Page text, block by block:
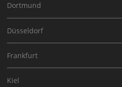
Dortmund
Düsseldorf
Frankfurt
Kiel